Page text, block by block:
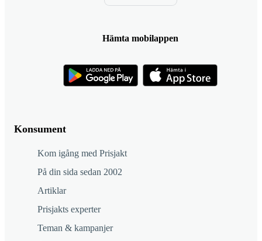
Konsument
Kom igång med Prisjakt
På din sida sedan 2002
Artiklar
Prisjakts experter
Teman & kampanjer
Hämta mobilappen